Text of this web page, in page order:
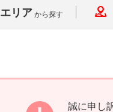
エリア から探す
誠に申し